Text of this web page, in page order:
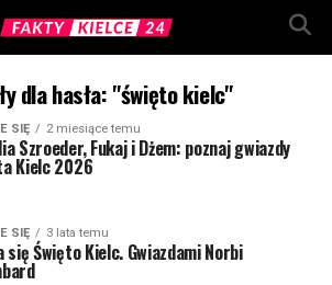
dla hasła: "święto kielc"
SIĘ 2 miesiące temu
Szroeder, Fukaj i Dżem: poznaj gwiazdy
Kielc 2026
SIĘ 3 lata temu
się Święto Kielc. Gwiazdami Norbi